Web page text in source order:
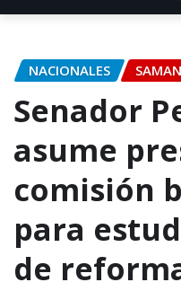
NACIONALES
Senador
asume
comisión
para
de